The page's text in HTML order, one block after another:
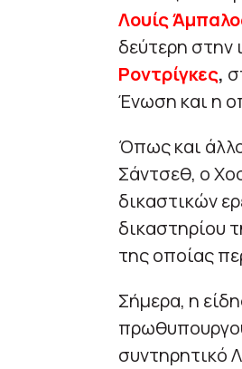
Λουίς
δεύτερη στην
Ροντρίγκες,
Ένωση και η
Όπως και
Σάντσεθ, ο
δικαστικών
δικαστηρίου
της οποίας
Σήμερα, η
συντηρητικό